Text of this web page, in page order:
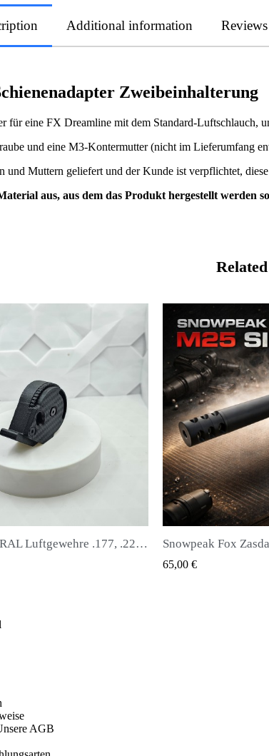
Additional information Reviews
Zweibeinhalterung
für eine FX Dreamline mit dem Standard-Luftschlauch,
und eine M3-Kontermutter (nicht im Lieferumfang
und Muttern geliefert und der Kunde ist verpflichtet,
aus, aus dem das Produkt hergestellt werden
Magazin für KRAL Luftgewehre .177, .22, .25 QUICK VIEW
Snowpeak Fox Zasdar M25 Schalldämpfer
AGB